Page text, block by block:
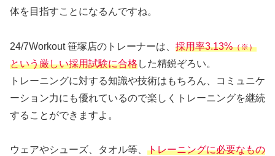
体を目指すことになるんですね。
24/7Workout 笹塚店のトレーナーは、 採用率3.13%（※）
という厳しい採用試験に合格した精鋭ぞろい。
トレーニングに対する知識や技術はもちろん、コミュニケ
ーション力にも優れているので楽しくトレーニングを継続
することができますよ。
ウェアやシューズ、タオル等、 トレーニングに必要なもの